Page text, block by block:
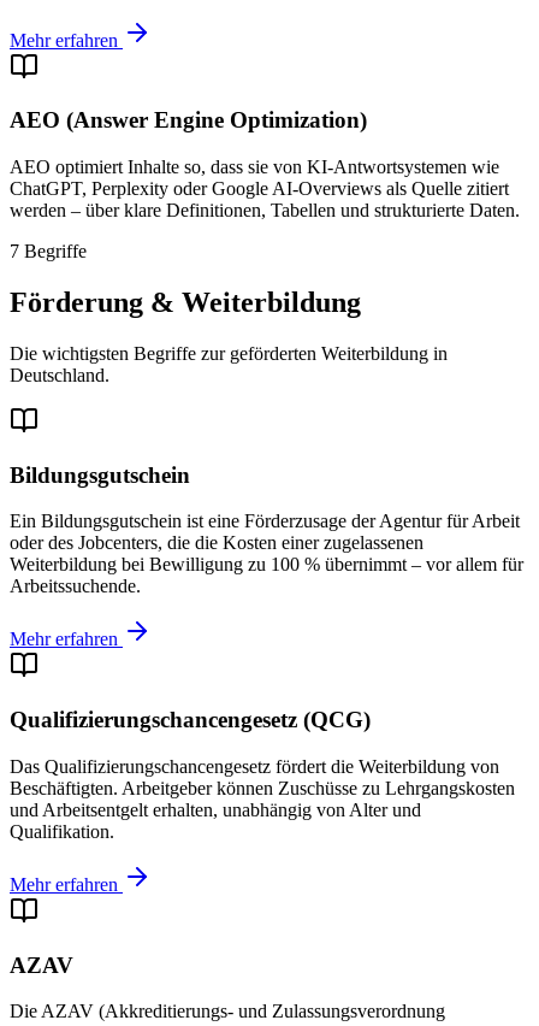
Mehr erfahren
AEO (Answer Engine Optimization)
AEO optimiert Inhalte so, dass sie von KI-Antwortsystemen wie
ChatGPT, Perplexity oder Google AI-Overviews als Quelle zitiert
werden – über klare Definitionen, Tabellen und strukturierte Daten.
7 Begriffe
Förderung & Weiterbildung
Die wichtigsten Begriffe zur geförderten Weiterbildung in
Deutschland.
Bildungsgutschein
Ein Bildungsgutschein ist eine Förderzusage der Agentur für Arbeit
oder des Jobcenters, die die Kosten einer zugelassenen
Weiterbildung bei Bewilligung zu 100 % übernimmt – vor allem für
Arbeitssuchende.
Mehr erfahren
Qualifizierungschancengesetz (QCG)
Das Qualifizierungschancengesetz fördert die Weiterbildung von
Beschäftigten. Arbeitgeber können Zuschüsse zu Lehrgangskosten
und Arbeitsentgelt erhalten, unabhängig von Alter und
Qualifikation.
Mehr erfahren
AZAV
Die AZAV (Akkreditierungs- und Zulassungsverordnung